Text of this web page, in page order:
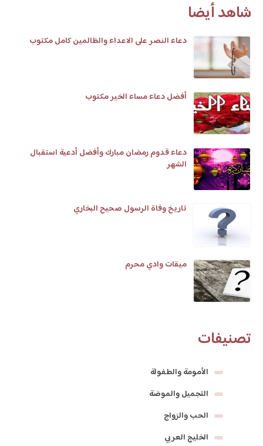
شاهد أيضا
دعاء النصر على الاعداء والظالمين كامل مكتوب
أفضل دعاء مساء الخير مكتوب
دعاء قدوم رمضان مبارك وأفضل أدعية استقبال
الشهر
تاريخ وفاة الرسول صحيح البخاري
ميقات وادي محرم
تصنيفات
الأمومة والطفولة
التجميل والموضة
الحب والزواج
الخليج العربي